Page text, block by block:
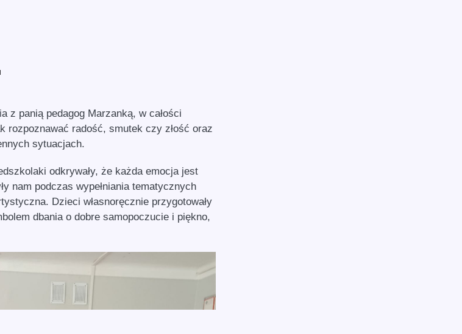
z panią pedagog Marzanką, w całości
rozpoznawać radość, smutek czy złość oraz
sytuacjach.
odkrywały, że każda emocja jest
nam podczas wypełniania tematycznych
Dzieci własnoręcznie przygotowały
dbania o dobre samopoczucie i piękno,